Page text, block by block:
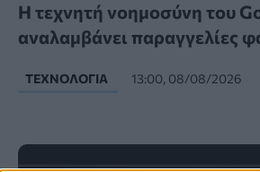
Η τεχνητή νοημοσύνη του
αναλαμβάνει παραγγελίες
ΤΕΧΝΟΛΟΓΊΑ 13:00, 08/08/2026